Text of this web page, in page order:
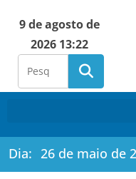
9 de agosto de
2026 13:22
Dia: 26 de maio de